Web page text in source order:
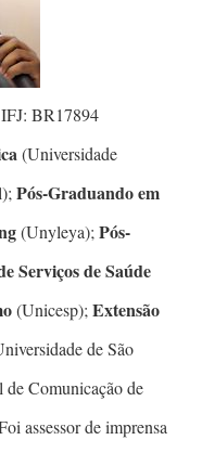
BR17894
(Universidade
Pós-Graduando em
(Unyleya); Pós-
Serviços de Saúde
(Unicesp); Extensão
de São
Comunicação de
assessor de imprensa